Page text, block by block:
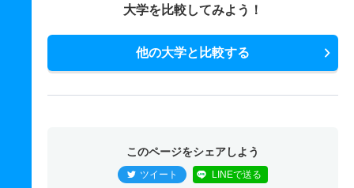
大学を比較してみよう！
他の大学と比較する
このページをシェアしよう
ツイート LINEで送る